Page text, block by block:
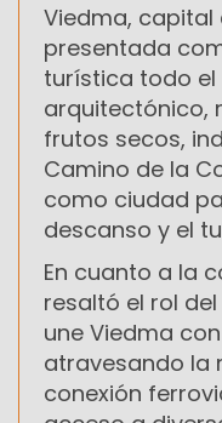
Viedma, capital
presentada
turística todo el
arquitectónico,
frutos secos,
Camino de la
como ciudad
descanso y el
En cuanto a la
resaltó el rol
une Viedma
atravesando la
conexión